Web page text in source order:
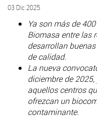
03 Dic 2025
Ya son más de
Biomasa entre las
desarrollan
de calidad.
La nueva
diciembre de
aquellos centros
ofrezcan un
contaminante.